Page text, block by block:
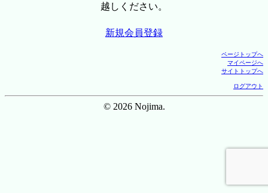
越しください。
新規会員登録
ページトップへ
マイページへ
サイトトップへ
ログアウト
© 2026 Nojima.